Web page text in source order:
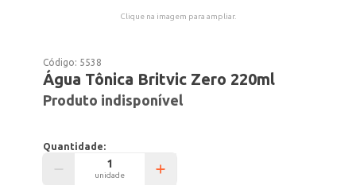
Clique na imagem para ampliar.
Código: 5538
Água Tônica Britvic Zero 220ml
Produto indisponível
Quantidade:
unidade